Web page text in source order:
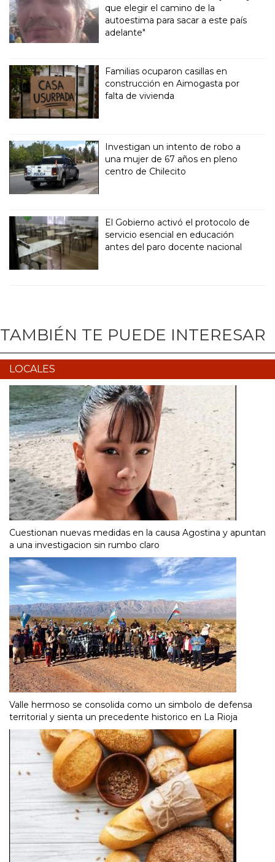
que elegir el camino de la
autoestima para sacar a este país
adelante"
Familias ocuparon casillas en
construcción en Aimogasta por
falta de vivienda
Investigan un intento de robo a
una mujer de 67 años en pleno
centro de Chilecito
El Gobierno activó el protocolo de
servicio esencial en educación
antes del paro docente nacional
TAMBIÉN TE PUEDE INTERESAR
LOCALES
Cuestionan nuevas medidas en la causa Agostina y apuntan
a una investigacion sin rumbo claro
Valle hermoso se consolida como un simbolo de defensa
territorial y sienta un precedente historico en La Rioja